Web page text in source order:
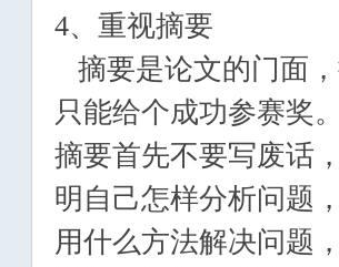
4、重视摘要
摘要是论文的门面
只能给个成功参赛奖
摘要首先不要写废话
明自己怎样分析问题
用什么方法解决问题